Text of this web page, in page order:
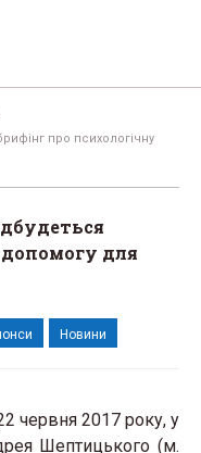
про психологічну
для
Новини
червня 2017 року, у
Шептицького (м.